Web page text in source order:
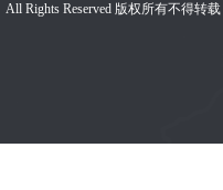
All Rights Reserved 版权所有不得转载